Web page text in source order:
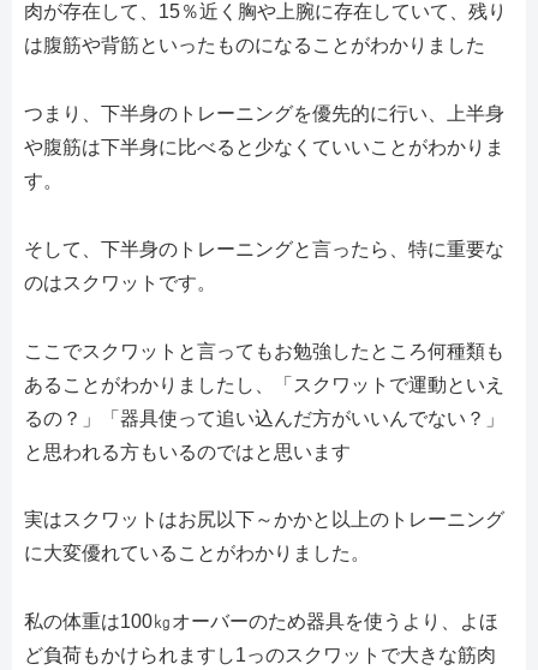
肉が存在して、15％近く胸や上腕に存在していて、残り
は腹筋や背筋といったものになることがわかりました
つまり、下半身のトレーニングを優先的に行い、上半身
や腹筋は下半身に比べると少なくていいことがわかりま
す。
そして、下半身のトレーニングと言ったら、特に重要な
のはスクワットです。
ここでスクワットと言ってもお勉強したところ何種類も
あることがわかりましたし、「スクワットで運動といえ
るの？」「器具使って追い込んだ方がいいんでない？」
と思われる方もいるのではと思います
実はスクワットはお尻以下～かかと以上のトレーニング
に大変優れていることがわかりました。
私の体重は100㎏オーバーのため器具を使うより、よほ
ど負荷もかけられますし1っのスクワットで大きな筋肉